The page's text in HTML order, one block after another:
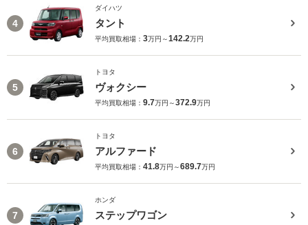
4
ダイハツ
タント
平均買取相場： 3万円～142.2万円
5
トヨタ
ヴォクシー
平均買取相場： 9.7万円～372.9万円
6
トヨタ
アルファード
平均買取相場： 41.8万円～689.7万円
7
ホンダ
ステップワゴン